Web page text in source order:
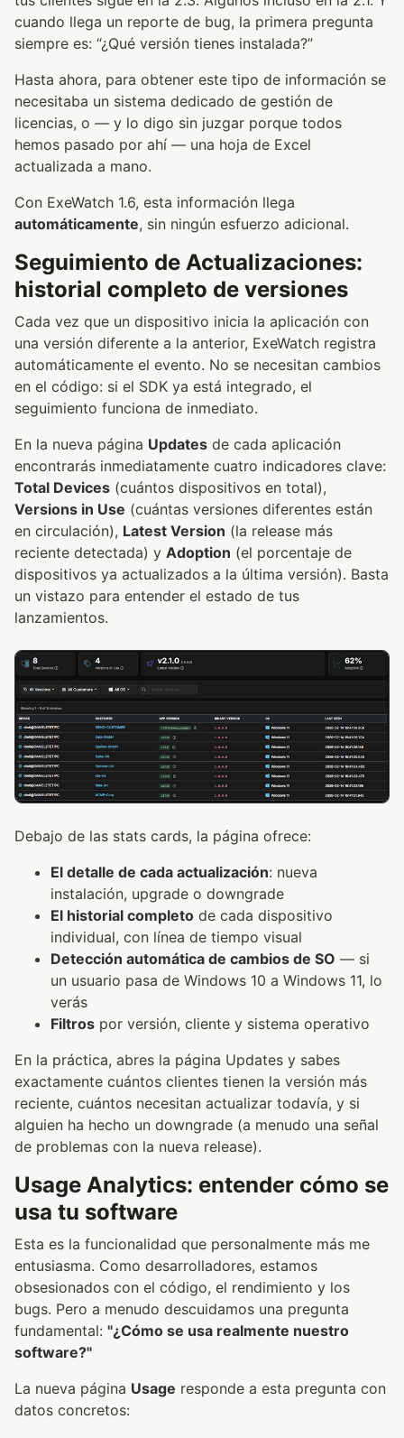
cuando llega un reporte de bug, la primera pregunta
siempre es: “¿Qué versión tienes instalada?”
Hasta ahora, para obtener este tipo de información se
necesitaba un sistema dedicado de gestión de
licencias, o — y lo digo sin juzgar porque todos
hemos pasado por ahí — una hoja de Excel
actualizada a mano.
Con ExeWatch 1.6, esta información llega
automáticamente, sin ningún esfuerzo adicional.
Seguimiento de Actualizaciones:
historial completo de versiones
Cada vez que un dispositivo inicia la aplicación con
una versión diferente a la anterior, ExeWatch registra
automáticamente el evento. No se necesitan cambios
en el código: si el SDK ya está integrado, el
seguimiento funciona de inmediato.
En la nueva página Updates de cada aplicación
encontrarás inmediatamente cuatro indicadores clave:
Total Devices (cuántos dispositivos en total),
Versions in Use (cuántas versiones diferentes están
en circulación), Latest Version (la release más
reciente detectada) y Adoption (el porcentaje de
dispositivos ya actualizados a la última versión). Basta
un vistazo para entender el estado de tus
lanzamientos.
Debajo de las stats cards, la página ofrece:
El detalle de cada actualización: nueva
instalación, upgrade o downgrade
El historial completo de cada dispositivo
individual, con línea de tiempo visual
Detección automática de cambios de SO — si
un usuario pasa de Windows 10 a Windows 11, lo
verás
Filtros por versión, cliente y sistema operativo
En la práctica, abres la página Updates y sabes
exactamente cuántos clientes tienen la versión más
reciente, cuántos necesitan actualizar todavía, y si
alguien ha hecho un downgrade (a menudo una señal
de problemas con la nueva release).
Usage Analytics: entender cómo se
usa tu software
Esta es la funcionalidad que personalmente más me
entusiasma. Como desarrolladores, estamos
obsesionados con el código, el rendimiento y los
bugs. Pero a menudo descuidamos una pregunta
fundamental: "¿Cómo se usa realmente nuestro
software?"
La nueva página Usage responde a esta pregunta con
datos concretos: